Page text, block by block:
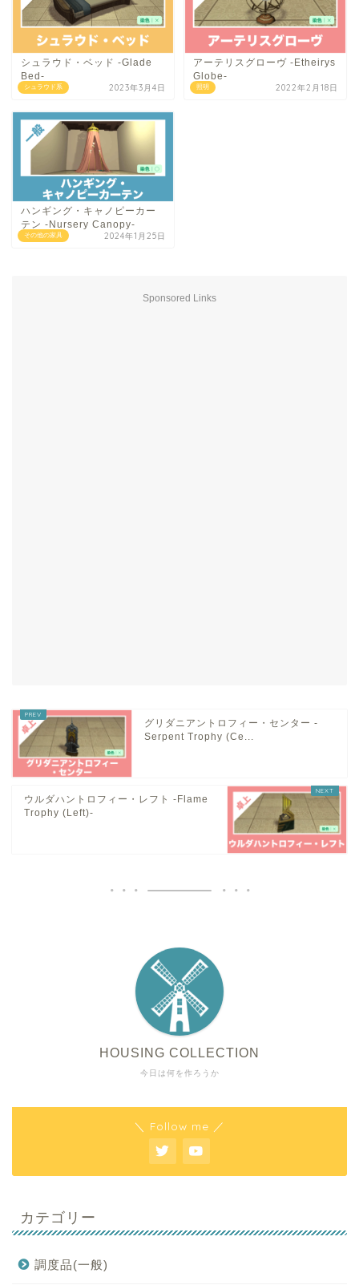
シュラウド系
シュラウド・ベッド -Glade
Bed-
2023年3月4日 照明
アーテリスグローヴ -Etheirys
Globe-
2022年2月18日
その他の家具
ハンギング・キャノピーカー
テン -Nursery Canopy-
2024年1月25日
Sponsored Links
グリダニアントロフィー・センター -
Serpent Trophy (Ce...
ウルダハントロフィー・レフト -Flame
Trophy (Left)-
今日は何を作ろうか
HOUSING COLLECTION
＼ Follow me ／
カテゴリー
調度品(一般)